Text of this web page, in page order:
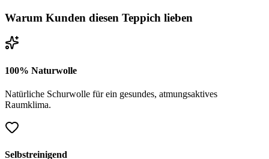
Warum Kunden diesen Teppich lieben
100% Naturwolle
Natürliche Schurwolle für ein gesundes, atmungsaktives
Raumklima.
Selbstreinigend